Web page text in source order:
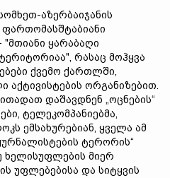
აზერბაიჯანის
ყარაბაღი
რასაც მოჰყვა
ქვემო ქართლში,
აქტივისტების ორგანიზებით.
დაშავდნენ „ოცნების“
ტელეკომპანიებმა,
ემსახურებიან, ყველა ამ
ტერორის“
ხელისუფლების მიერ
უფლებებისა და სიტყვის